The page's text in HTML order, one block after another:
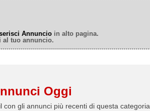
Annuncio in alto pagina.
al tuo annuncio.
Oggi
con gli annunci più recenti di questa categoria